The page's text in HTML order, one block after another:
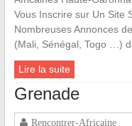
Vous Inscrire sur Un Site
Nombreuses Annonces
(Mali, Sénégal, Togo …)
Lire la suite
Grenade
Rencontrer-Africaine